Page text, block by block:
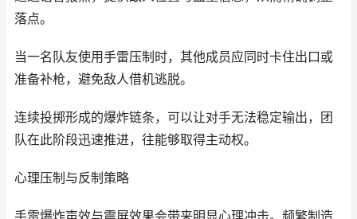
落点。
当一名队友使用手雷压制时，其他成员应同时卡住出口或
准备补枪，避免敌人借机逃脱。
连续投掷形成的爆炸链条，可以让对手无法稳定输出，团
队在此阶段迅速推进，往能够取得主动权。
心理压制与反制策略